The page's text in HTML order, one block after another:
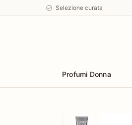
Selezione curata
Profumi Donna